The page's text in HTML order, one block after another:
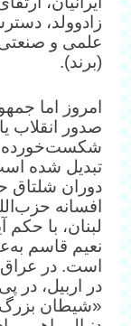
زادوولد،
علمی و صنعتی
(برند).
امروز اما
صدور انقلاب
شکست‌خورده
تبدیل شده
دوران شلتاق
افسانه
لبنان، با حکم
نعیم قاسم
است. در
در اربیل، در
«شیطان‌